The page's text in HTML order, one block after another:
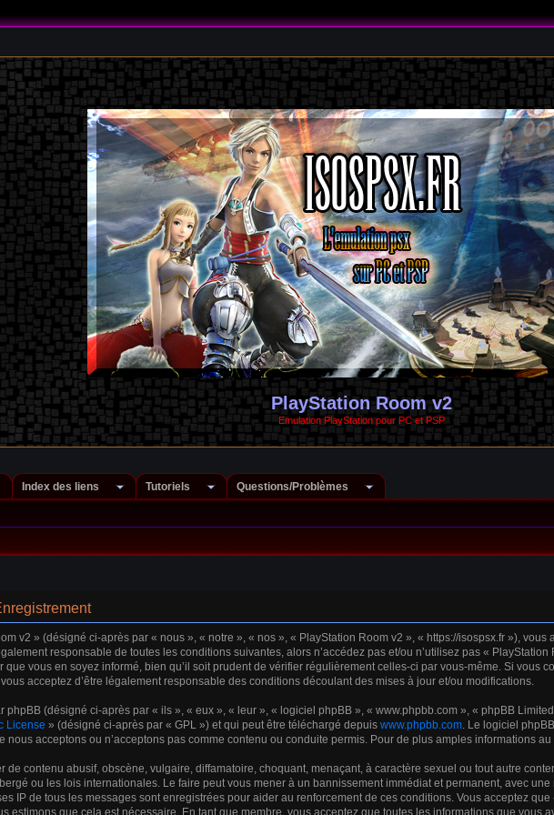
PlayStation Room v2
Emulation PlayStation pour PC et PSP
Index des liens Tutoriels Questions/Problèmes
v2 » (désigné ci-après par « nous », « notre », « nos », « PlayStation Room v2 », « https://isospsx.fr »),
responsable de toutes les conditions suivantes, alors n’accédez pas et/ou n’utilisez pas «
que vous en soyez informé, bien qu’il soit prudent de vérifier régulièrement celles-ci par vous-même. Si vous
acceptez d’être légalement responsable des conditions découlant des mises à jour et/ou modifications.
phpBB (désigné ci-après par « ils », « eux », « leur », « logiciel phpBB », « www.phpbb.com », « phpBB
License » (désigné ci-après par « GPL ») et qui peut être téléchargé depuis www.phpbb.com. Le logiciel
nous acceptons ou n’acceptons pas comme contenu ou conduite permis. Pour de plus amples informations
de contenu abusif, obscène, vulgaire, diffamatoire, choquant, menaçant, à caractère sexuel ou tout autre
ou les lois internationales. Le faire peut vous mener à un bannissement immédiat et permanent, avec
IP de tous les messages sont enregistrées pour aider au renforcement de ces conditions. Vous acceptez
estimons que cela est nécessaire. En tant que membre, vous acceptez que toutes les informations que vous